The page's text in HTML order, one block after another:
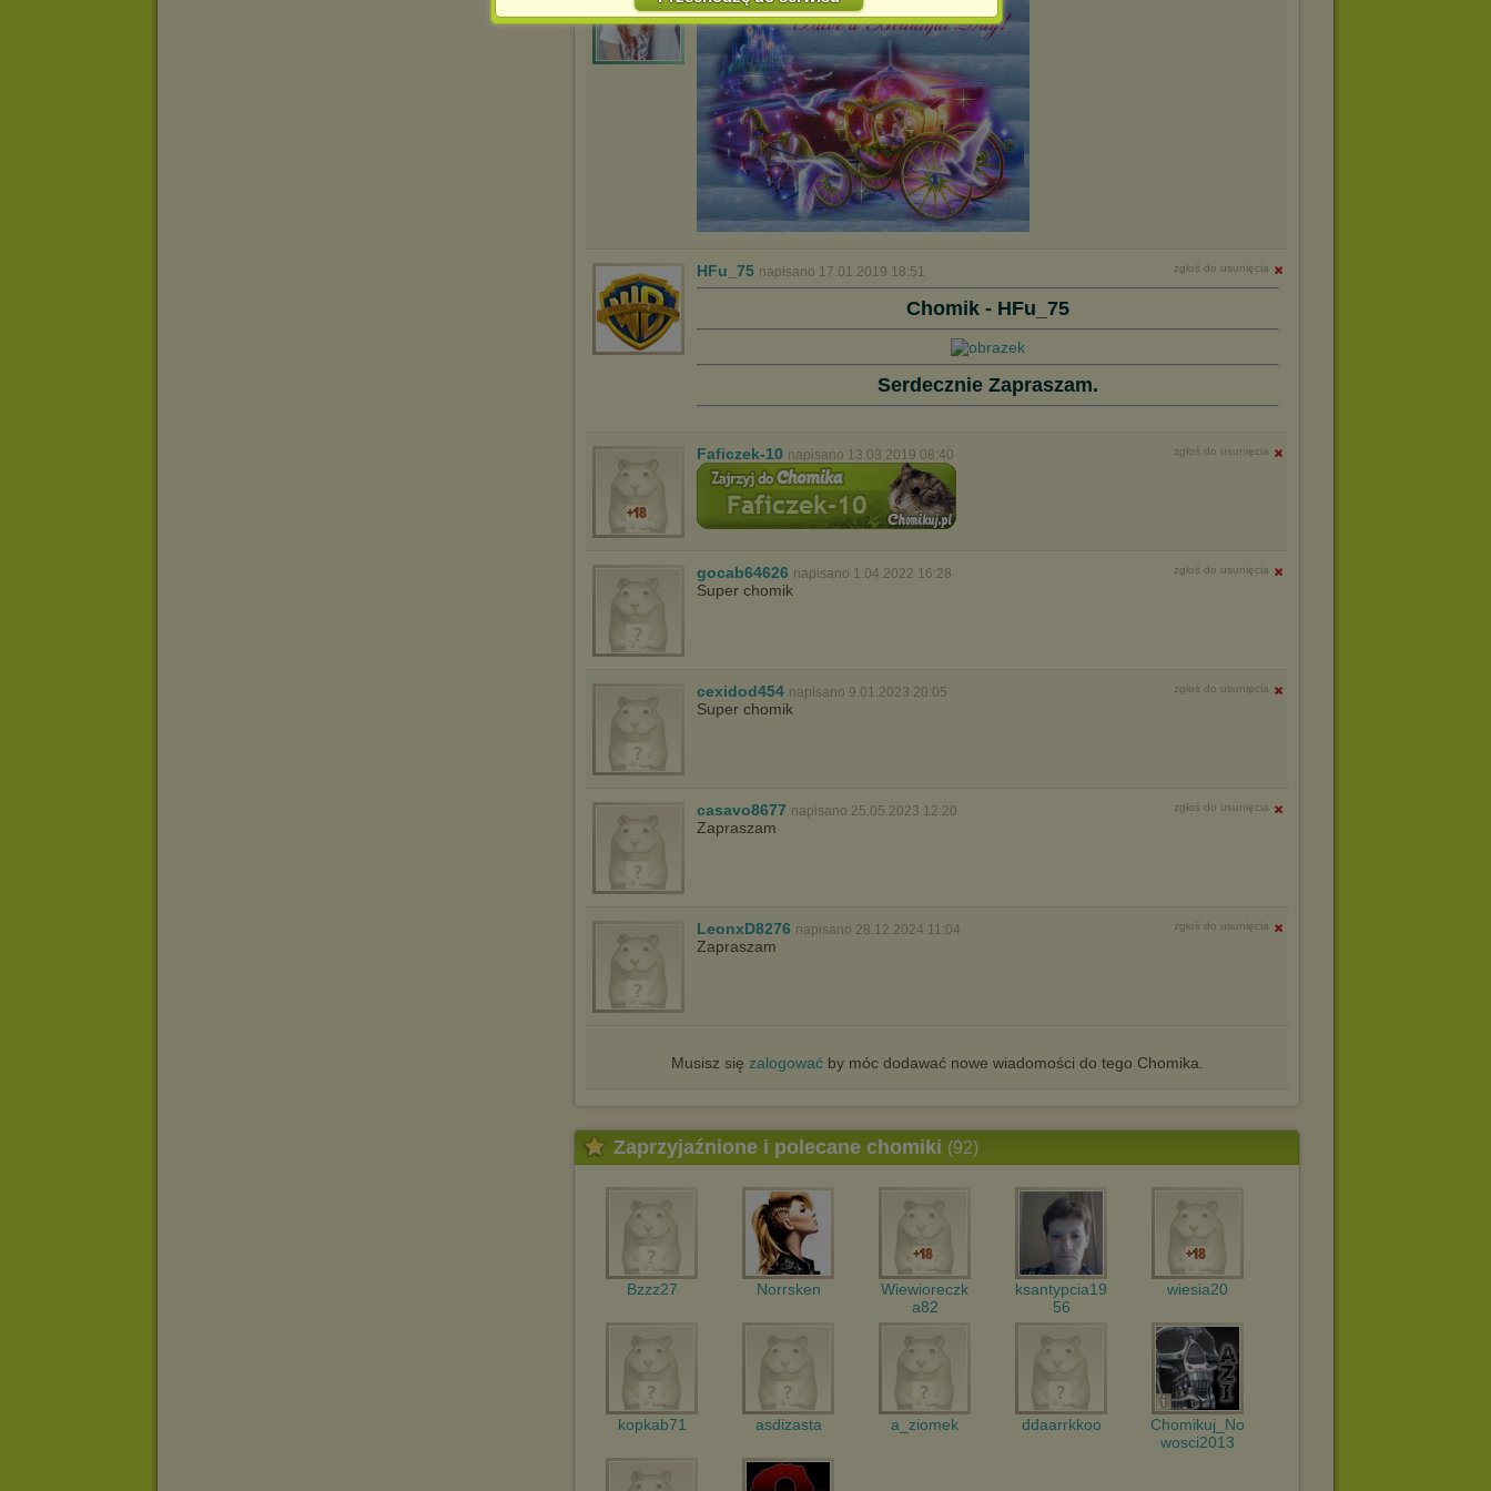
Jednocześnie informujemy że zmiana ustawień przeglądarki może
spowodować ograniczenie korzystania ze strony Chomikuj.pl.
W przypadku braku twojej zgody na akceptację cookies niestety
prosimy o opuszczenie serwisu chomikuj.pl.
Wykorzystanie plików cookiesprzezZaufanych Partnerów
(dostosowanie reklam do Twoich potrzeb, analiza skuteczności działań
Wyrażenie sprzeciwu spowoduje, że wyświetlana Ci reklama nie
będzie dopasowana do Twoich preferencji, a będzie to reklama
Istnieje możliwość zmiany ustawień przeglądarki internetowej w
urządzeniu końcowym. Można również usunąć pliki cookies,
dokonując odpowiednich zmian w ustawieniach przeglądarki
Pełną informację na ten temat znajdziesz pod adresem
http://chomikuj.pl/PolitykaPrywatnosci.aspx
HFu_75 napisano 17.01.2019 18:51 zgłoś do usunięcia
Chomik - HFu_75
Serdecznie Zapraszam.
Faficzek-10 napisano 13.03.2019 08:40 zgłoś do usunięcia
gocab64626 napisano 1.04.2022 16:28 zgłoś do usunięcia
Super chomik
cexidod454 napisano 9.01.2023 20:05 zgłoś do usunięcia
Super chomik
casavo8677 napisano 25.05.2023 12:20 zgłoś do usunięcia
Zapraszam
LeonxD8276 napisano 28.12.2024 11:04 zgłoś do usunięcia
Zapraszam
Musisz się zalogowaćby móc dodawać nowe wiadomości do tego Chomika.
Zaprzyjaźnione i polecane chomiki (92)
Bzzz27 Norrsken
Wiewioreczk
a82
ksantypcia19
56
wiesia20
kopkab71 asdizasta a_ziomek ddaarrkkoo
Chomikuj_No
wosci2013